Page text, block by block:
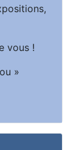
vous !
»